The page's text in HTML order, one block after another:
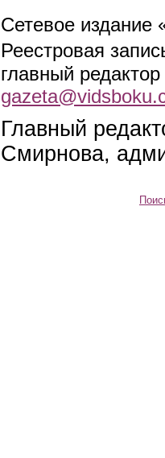
Сетевое издание
Реестровая
главный
Главный
Смирнова,